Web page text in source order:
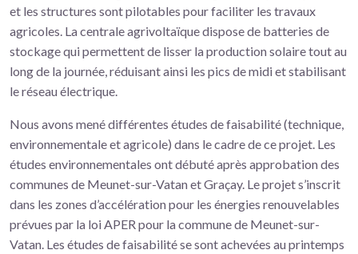
et les structures sont pilotables pour faciliter les travaux
agricoles. La centrale agrivoltaïque dispose de batteries de
stockage qui permettent de lisser la production solaire tout au
long de la journée, réduisant ainsi les pics de midi et stabilisant
le réseau électrique.
Nous avons mené différentes études de faisabilité (technique,
environnementale et agricole) dans le cadre de ce projet. Les
études environnementales ont débuté après approbation des
communes de Meunet-sur-Vatan et Graçay. Le projet s’inscrit
dans les zones d’accélération pour les énergies renouvelables
prévues par la loi APER pour la commune de Meunet-sur-
Vatan. Les études de faisabilité se sont achevées au printemps